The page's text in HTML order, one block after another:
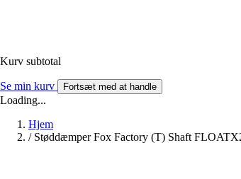
Kurv subtotal
Se min kurv Fortsæt med at handle
Loading...
Hjem
/ Støddæmper Fox Factory (T) Shaft